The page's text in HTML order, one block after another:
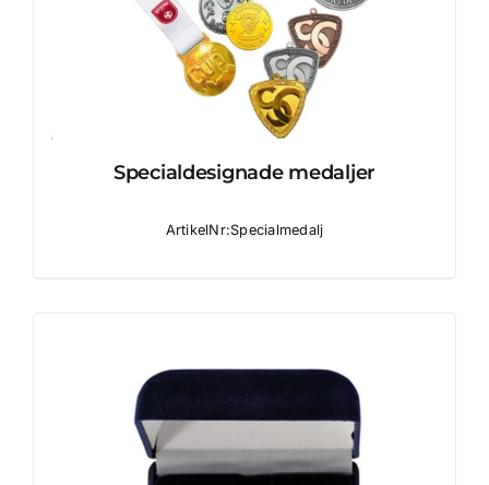
Specialdesignade medaljer
ArtikelNr:Specialmedalj